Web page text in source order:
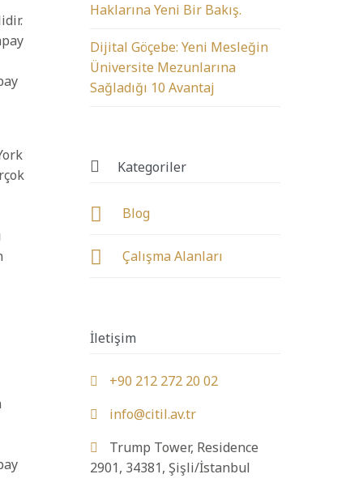
Haklarına Yeni Bir Bakış.
Dijital Göçebe: Yeni Mesleğin
Üniversite Mezunlarına
Sağladığı 10 Avantaj
 Kategoriler
 Blog
 Çalışma Alanları
İletişim
 +90 212 272 20 02
 info@citil.av.tr

Trump Tower, Residence
2901, 34381, Şişli/İstanbul